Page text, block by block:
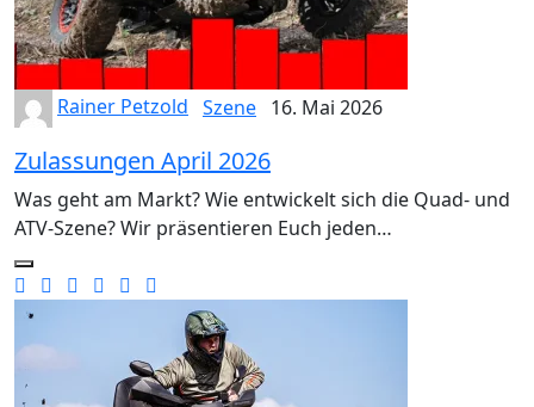
Rainer Petzold Szene 16. Mai 2026
Zulassungen April 2026
Was geht am Markt? Wie entwickelt sich die Quad- und
ATV-Szene? Wir präsentieren Euch jeden…